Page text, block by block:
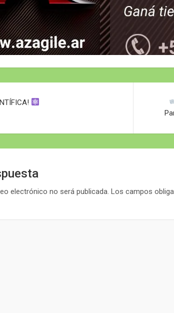
electrónico no será publicada. Los campos